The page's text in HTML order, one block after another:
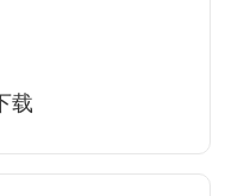
载